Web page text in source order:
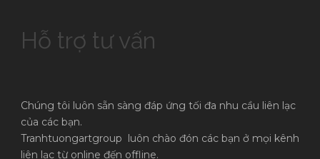
Hỗ trợ tư vấn
Chúng tôi luôn sẵn sàng đáp ứng tối đa nhu cầu liên lạc
của các bạn.
Tranhtuongartgroup luôn chào đón các bạn ở mọi kênh
liên lạc từ online đến offline.